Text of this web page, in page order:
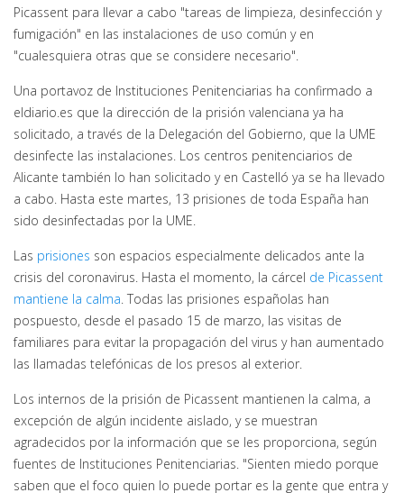
Picassent para llevar a cabo "tareas de limpieza, desinfección y
fumigación" en las instalaciones de uso común y en
"cualesquiera otras que se considere necesario".
Una portavoz de Instituciones Penitenciarias ha confirmado a
eldiario.es que la dirección de la prisión valenciana ya ha
solicitado, a través de la Delegación del Gobierno, que la UME
desinfecte las instalaciones. Los centros penitenciarios de
Alicante también lo han solicitado y en Castelló ya se ha llevado
a cabo. Hasta este martes, 13 prisiones de toda España han
sido desinfectadas por la UME.
Las prisiones son espacios especialmente delicados ante la
crisis del coronavirus. Hasta el momento, la cárcel de Picassent
mantiene la calma . Todas las prisiones españolas han
pospuesto, desde el pasado 15 de marzo, las visitas de
familiares para evitar la propagación del virus y han aumentado
las llamadas telefónicas de los presos al exterior.
Los internos de la prisión de Picassent mantienen la calma, a
excepción de algún incidente aislado, y se muestran
agradecidos por la información que se les proporciona, según
fuentes de Instituciones Penitenciarias. "Sienten miedo porque
saben que el foco quien lo puede portar es la gente que entra y